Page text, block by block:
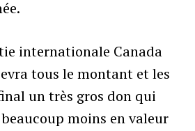
internationale Canada
tous le montant et les
un très gros don qui
moins en valeur